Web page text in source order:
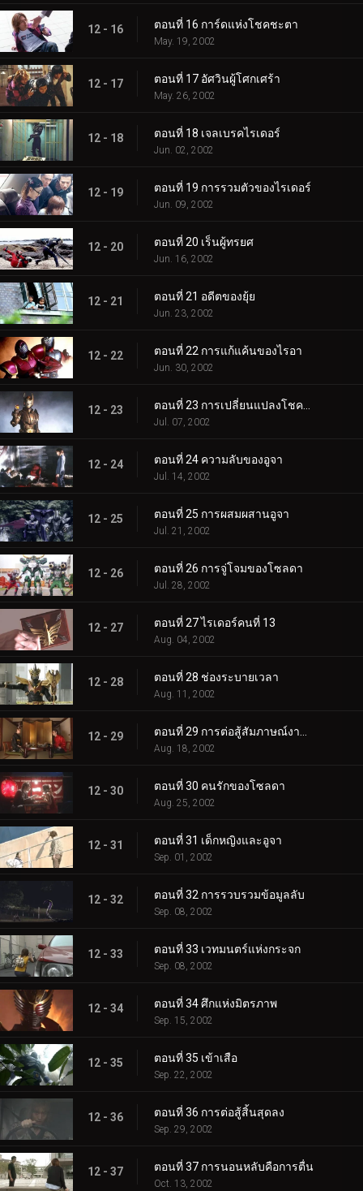
12 - 16 ตอนที่ 16 การ์ดแห่งโชคชะตา
May. 19, 2002
12 - 17 ตอนที่ 17 อัศวินผู้โศกเศร้า
May. 26, 2002
12 - 18 ตอนที่ 18 เจลเบรคไรเดอร์
Jun. 02, 2002
12 - 19 ตอนที่ 19 การรวมตัวของไรเดอร์
Jun. 09, 2002
12 - 20 ตอนที่ 20 เร็นผู้ทรยศ
Jun. 16, 2002
12 - 21 ตอนที่ 21 อดีตของยุ้ย
Jun. 23, 2002
12 - 22 ตอนที่ 22 การแก้แค้นของไรอา
Jun. 30, 2002
12 - 23
Jul. 07, 2002
12 - 24 ตอนที่ 24 ความลับของอูจา
Jul. 14, 2002
12 - 25 ตอนที่ 25 การผสมผสานอูจา
Jul. 21, 2002
12 - 26 ตอนที่ 26 การจู่โจมของโซลดา
Jul. 28, 2002
12 - 27 ตอนที่ 27 ไรเดอร์คนที่ 13
Aug. 04, 2002
12 - 28 ตอนที่ 28 ช่องระบายเวลา
Aug. 11, 2002
12 - 29
Aug. 18, 2002
12 - 30 ตอนที่ 30 คนรักของโซลดา
Aug. 25, 2002
12 - 31 ตอนที่ 31 เด็กหญิงและอูจา
Sep. 01, 2002
12 - 32 ตอนที่ 32 การรวบรวมข้อมูลลับ
Sep. 08, 2002
12 - 33 ตอนที่ 33 เวทมนตร์แห่งกระจก
Sep. 08, 2002
12 - 34 ตอนที่ 34 ศึกแห่งมิตรภาพ
Sep. 15, 2002
12 - 35 ตอนที่ 35 เข้าเสือ
Sep. 22, 2002
12 - 36 ตอนที่ 36 การต่อสู้สิ้นสุดลง
Sep. 29, 2002
12 - 37 ตอนที่ 37 การนอนหลับคือการตื่น
Oct. 13, 2002